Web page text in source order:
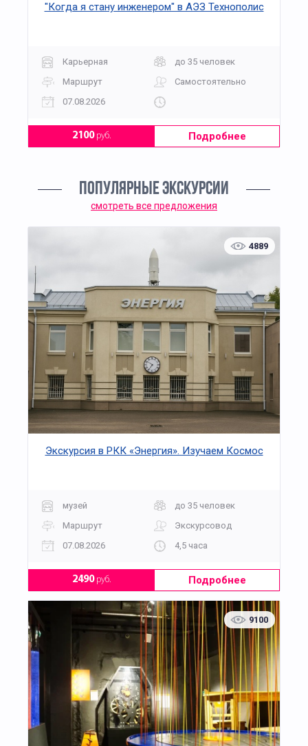
"Когда я стану инженером" в АЭЗ Технополис
Карьерная
до 35 человек
Маршрут
Самостоятельно
07.08.2026
2100руб. Подробнее
ПОПУЛЯРНЫЕ ЭКСКУРСИИ
смотреть все предложения
4889
Экскурсия в РКК «Энергия». Изучаем Космос
музей
до 35 человек
Маршрут
Экскурсовод
07.08.2026
4,5 часа
2490руб. Подробнее
9100